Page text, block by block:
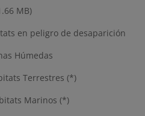
MB)
en peligro de desaparición
Húmedas
Terrestres (*)
Marinos (*)